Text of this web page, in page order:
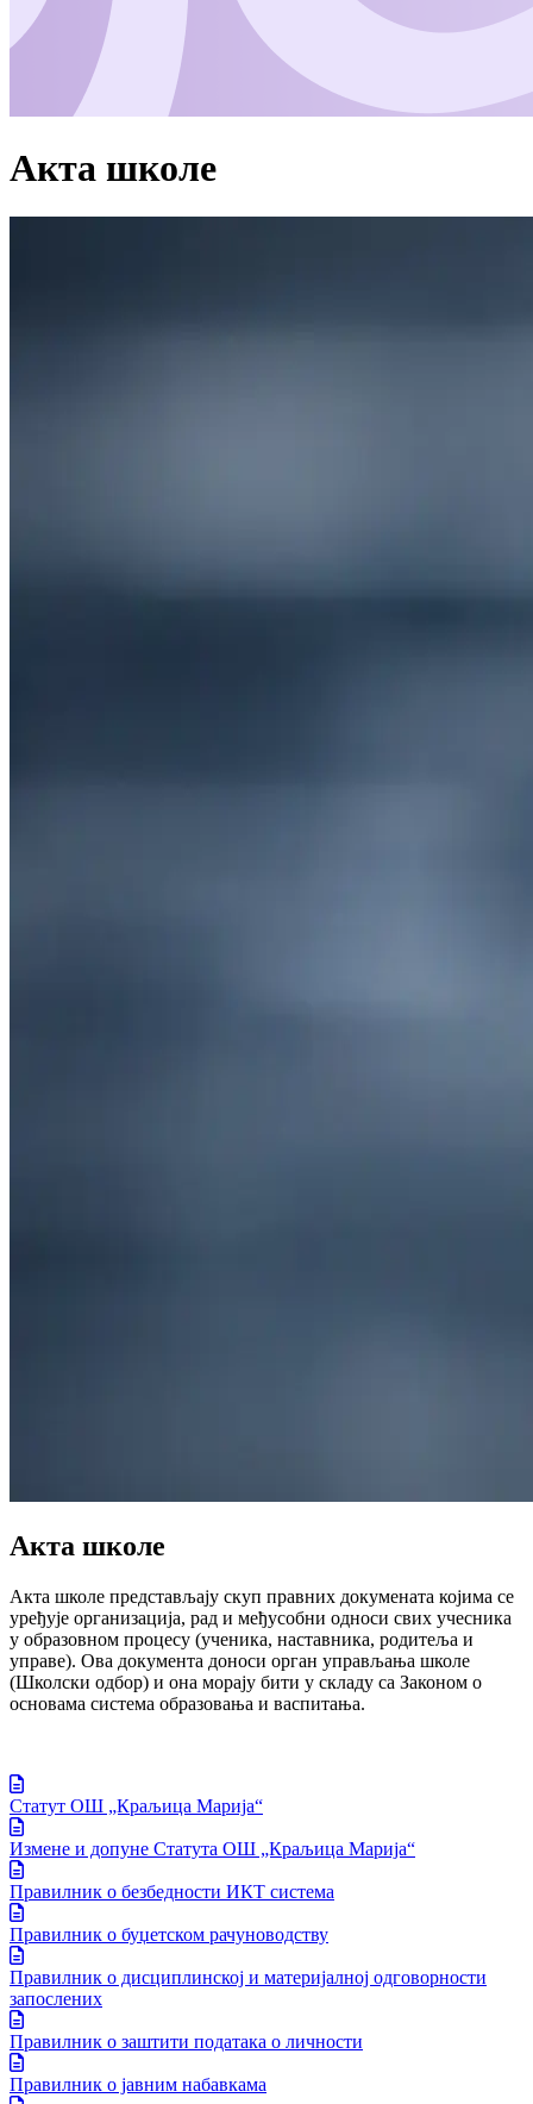
Акта школе
Акта школе
Акта школе представљају скуп правних докумената којима се
уређује организација, рад и међусобни односи свих учесника
у образовном процесу (ученика, наставника, родитеља и
управе). Ова документа доноси орган управљања школе
(Школски одбор) и она морају бити у складу са Законом о
основама система образовања и васпитања.
Статут ОШ „Краљица Марија“
Измене и допуне Статута ОШ „Краљица Марија“
Правилник о безбедности ИКТ система
Правилник о буџетском рачуноводству
Правилник о дисциплинској и материјалној одговорности
запослених
Правилник о заштити података о личности
Правилник о јавним набавкама